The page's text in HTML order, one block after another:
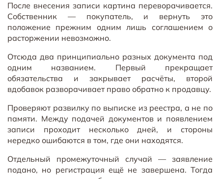
После внесения записи картина переворачивается.
Собственник — покупатель, и вернуть это
положение прежним одним лишь соглашением о
расторжении невозможно.
Отсюда два принципиально разных документа под
одним названием. Первый прекращает
обязательства и закрывает расчёты, второй
вдобавок разворачивает право обратно к продавцу.
Проверяют развилку по выписке из реестра, а не по
памяти. Между подачей документов и появлением
записи проходит несколько дней, и стороны
нередко ошибаются в том, где они находятся.
Отдельный промежуточный случай — заявление
подано, но регистрация ещё не завершена. Тогда